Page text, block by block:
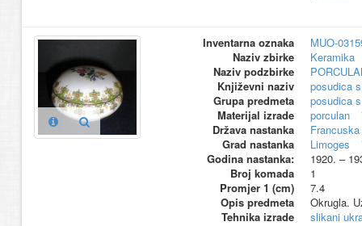
Inventarna oznaka
MUO-
Naziv zbirke
Keramika
Naziv podzbirke
Književni naziv
posudica
Grupa predmeta
posudica
Materijal izrade
porculan
Država nastanka
Francuska
Grad nastanka
Limoges
Godina nastanka:
1920. –
Broj komada
1
Promjer 1 (cm)
7.4
Opis predmeta
Okrugla.
Tehnika izrade
slikani